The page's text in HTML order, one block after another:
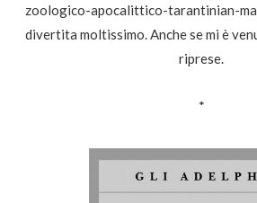
zoologico-apocalittico-tarantinian-
divertita moltissimo. Anche se mi è
riprese.
*